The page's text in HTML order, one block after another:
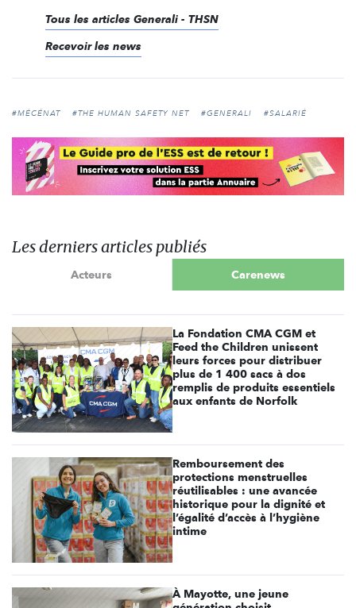
Tous les articles Generali - THSN
Recevoir les news
#MÉCÉNAT #THE HUMAN SAFETY NET #GENERALI #SALARIÉ
Les derniers articles publiés
Acteurs Carenews
La Fondation CMA CGM et
Feed the Children unissent
leurs forces pour distribuer
plus de 1 400 sacs à dos
remplis de produits essentiels
aux enfants de Norfolk
Remboursement des
protections menstruelles
réutilisables : une avancée
historique pour la dignité et
l’égalité d’accès à l’hygiène
intime
À Mayotte, une jeune